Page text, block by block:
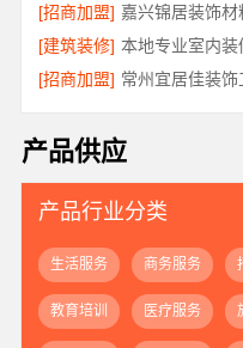
[招商加盟] 嘉兴锦居装饰
[建筑装修]
[招商加盟]
产品供应
产品行业分类
生活服务 商务服务
教育培训 医疗服务